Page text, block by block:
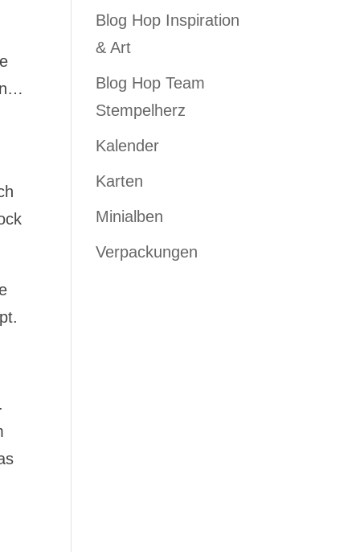
Blog Hop Inspiration
& Art
Blog Hop Team
Stempelherz
Kalender
Karten
Minialben
Verpackungen